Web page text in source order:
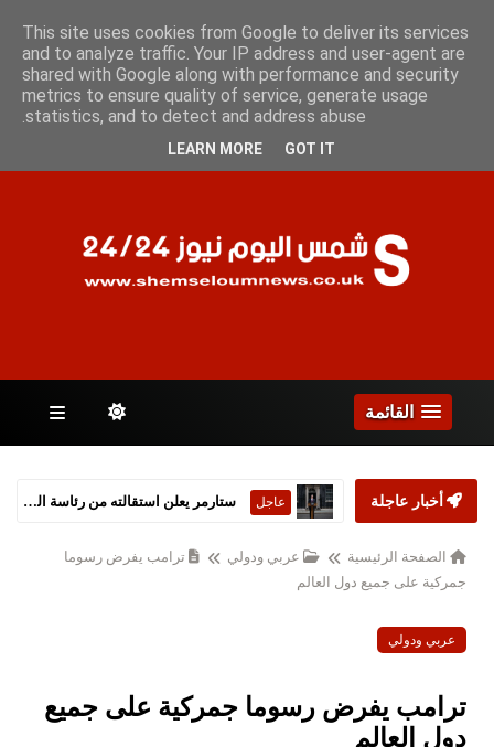
السبت 8 أغسطس 2026
الصفحات
القائمة
أخبار عاجلة عاجل ستارمر يعلن استقالته من رئاسة الحكومة البريطانية
الصفحة الرئيسية عربي ودولي
ترامب يفرض رسوما
جمركية على جميع دول العالم
عربي ودولي
ترامب يفرض رسوما جمركية على جميع
دول العالم
This site uses cookies from Google to deliver its services
and to analyze traffic. Your IP address and user-agent are
shared with Google along with performance and security
metrics to ensure quality of service, generate usage
statistics, and to detect and address abuse.
LEARN MORE GOT IT